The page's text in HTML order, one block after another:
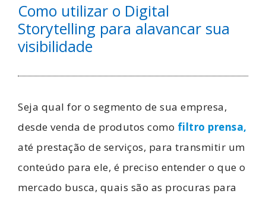
Como utilizar o Digital
Storytelling para alavancar sua
visibilidade
Seja qual for o segmento de sua empresa,
desde venda de produtos como filtro prensa,
até prestação de serviços, para transmitir um
conteúdo para ele, é preciso entender o que o
mercado busca, quais são as procuras para